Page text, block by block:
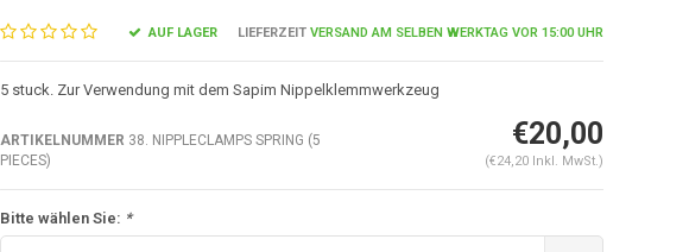
AUF LAGER LIEFERZEITVERSAND AM SELBEN WERKTAG VOR 15:00 UHR
5 stuck. Zur Verwendung mit dem Sapim Nippelklemmwerkzeug
ARTIKELNUMMER 38. NIPPLECLAMPS SPRING (5
PIECES)
€20,00
(€24,20 Inkl. MwSt.)
Bitte wählen Sie: *